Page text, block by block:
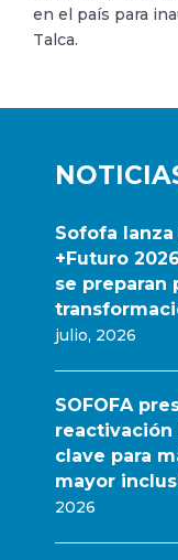
Sofofa
+Futuro
se preparan
julio, 2026
SOFOFA
reactivación
clave para
mayor
2026
en el país para
Talca.